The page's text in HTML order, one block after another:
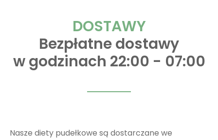
DOSTAWY
Bezpłatne dostawy
w godzinach 22:00 - 07:00
Nasze diety pudełkowe są dostarczane we